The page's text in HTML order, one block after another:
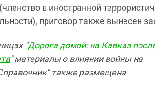
в иностранной
приговор также вынесен
"Дорога домой: на Кавказ
" материалы о влиянии войны на
также размещена